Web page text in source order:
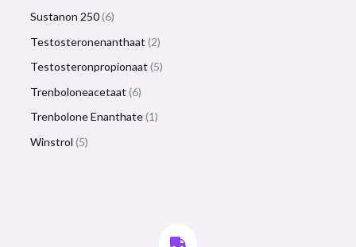
Sustanon 250 6
Testosteronenanthaat 2
Testosteronpropionaat 5
Trenboloneacetaat 6
Trenbolone Enanthate 1
Winstrol 5